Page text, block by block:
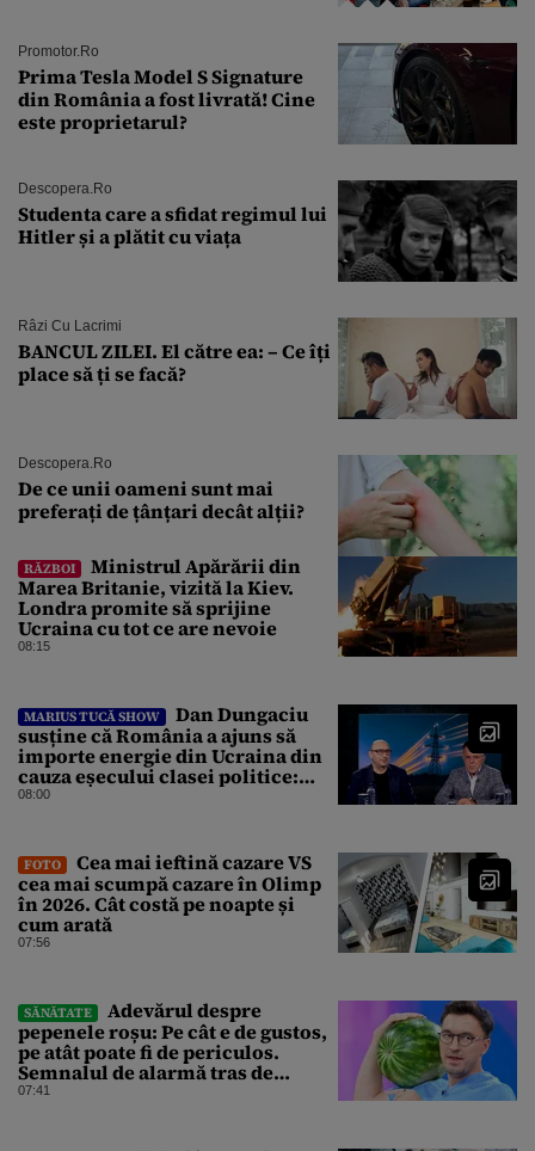
Promotor.ro
Prima Tesla Model S Signature
din România a fost livrată! Cine
este proprietarul?
Descopera.ro
Studenta care a sfidat regimul lui
Hitler și a plătit cu viața
Râzi Cu Lacrimi
BANCUL ZILEI. El către ea: – Ce îți
place să ți se facă?
Descopera.ro
De ce unii oameni sunt mai
preferați de țânțari decât alții?
RĂZBOI
Ministrul Apărării din
Marea Britanie, vizită la Kiev.
Londra promite să sprijine
Ucraina cu tot ce are nevoie
08:15
MARIUS TUCĂ SHOW
Dan Dungaciu
susține că România a ajuns să
importe energie din Ucraina din
cauza eșecului clasei politice:
Este bilanțul politic al ultimilor
08:00
FOTO
Cea mai ieftină cazare VS
cea mai scumpă cazare în Olimp
în 2026. Cât costă pe noapte și
cum arată
07:56
SĂNĂTATE
Adevărul despre
pepenele roșu: Pe cât e de gustos,
pe atât poate fi de periculos.
Semnalul de alarmă tras de
doctorul Mihail Pautov
07:41